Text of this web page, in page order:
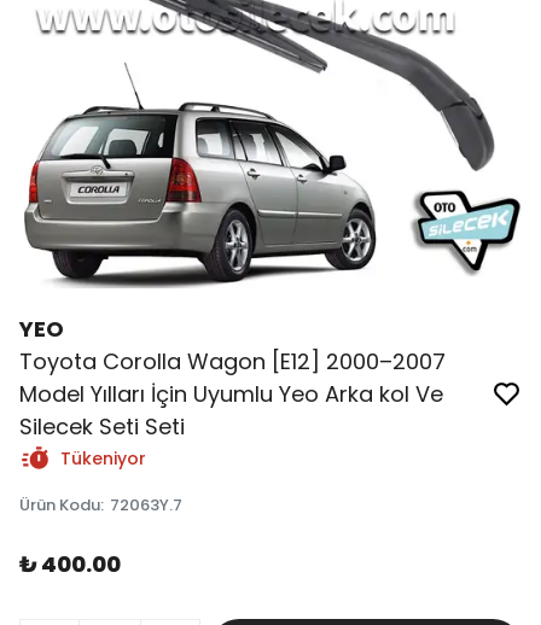
YEO
Toyota Corolla Wagon [E12] 2000–2007
Model Yılları İçin Uyumlu Yeo Arka kol Ve
Silecek Seti Seti
Tükeniyor
Ürün Kodu: 72063Y.7
₺ 400.00